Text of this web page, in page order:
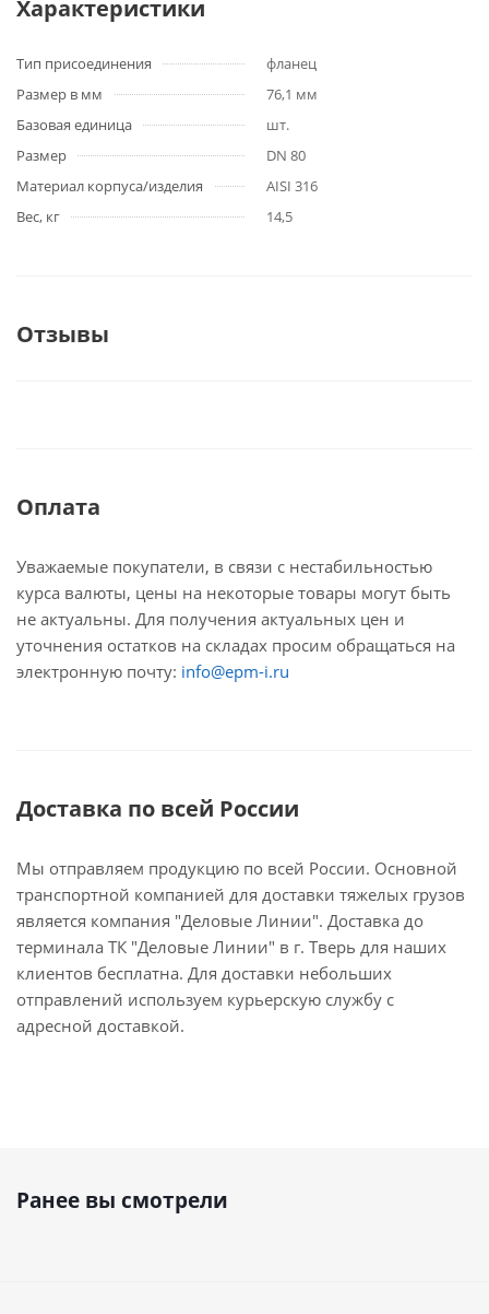
Характеристики
Тип присоединения
фланец
Размер в мм
76,1 мм
Базовая единица
шт.
Размер
DN 80
Материал корпуса/изделия
AISI 316
Вес, кг
14,5
Отзывы
Оплата
Уважаемые покупатели, в связи с нестабильностью
курса валюты, цены на некоторые товары могут быть
не актуальны. Для получения актуальных цен и
уточнения остатков на складах просим обращаться на
электронную почту: info@epm-i.ru
Доставка по всей России
Мы отправляем продукцию по всей России. Основной
транспортной компанией для доставки тяжелых грузов
является компания "Деловые Линии". Доставка до
терминала ТК "Деловые Линии" в г. Тверь для наших
клиентов бесплатна. Для доставки небольших
отправлений используем курьерскую службу с
адресной доставкой.
Ранее вы смотрели